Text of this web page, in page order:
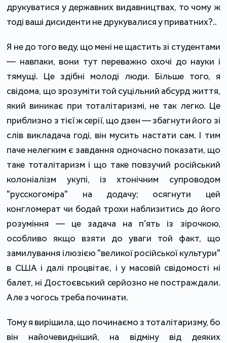
друкуватися у державних видавництвах, то чому ж
тоді ваші дисиденти не друкувалися у приватних?..
Я не до того веду, що мені не щастить зі студентами
— навпаки, вони тут переважно охочі до науки і
тямущі. Це здібні молоді люди. Більше того, я
свідома, що зрозуміти той суцільний абсурд життя,
який виникає при тоталітаризмі, не так легко. Це
приблизно з тієї ж серії, що дзен — збагнути його зі
слів викладача годі, він мусить настати сам. І тим
паче нелегким є завдання одночасно показати, що
таке тоталітаризм і що таке повзучий російський
колоніалізм укупі, із хтонічним супроводом
"русскогоміра" на додачу; осягнути цей
конгломерат чи бодай трохи наблизитись до його
розуміння — це задача на п’ять із зірочкою,
особливо якщо взяти до уваги той факт, що
замилування ілюзією "великої російської культури"
в США і далі процвітає, і у масовій свідомості ні
балет, ні Достоєвський серйозно не постраждали.
Але з чогось треба починати.
Тому я вирішила, що починаємо з тоталітаризму, бо
він найочевидніший, на відміну від деяких